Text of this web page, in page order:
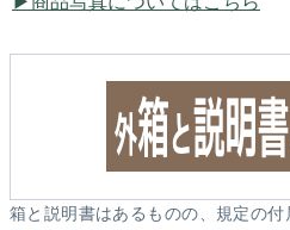
箱と説明書はあるものの、規定の